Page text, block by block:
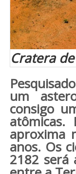
Cratera
P
um
consigo
atômicas.
aproxima
anos. Os
2182 será